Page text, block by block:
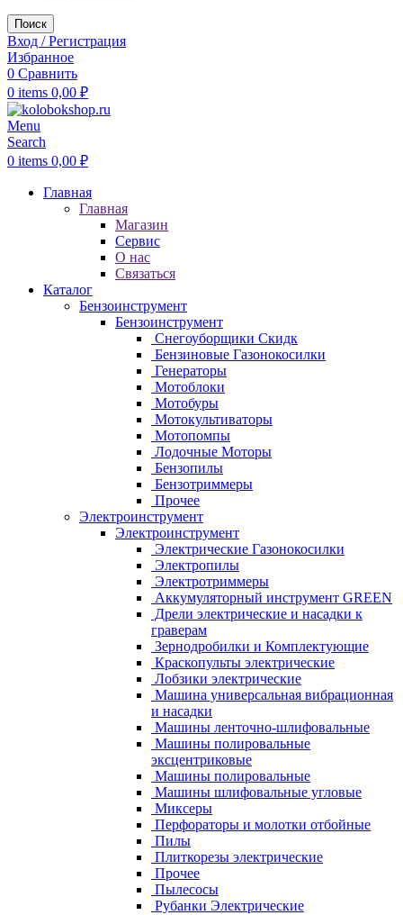
Поиск
Вход / Регистрация
Избранное
0 Сравнить
0 items 0,00 ₽
Menu
Search
0 items 0,00 ₽
Главная
Главная
Магазин
Сервис
О нас
Связаться
Каталог
Бензоинструмент
Бензоинструмент
Снегоуборщики Скидк
Бензиновые Газонокосилки
Генераторы
Мотоблоки
Мотобуры
Мотокультиваторы
Мотопомпы
Лодочные Моторы
Бензопилы
Бензотриммеры
Прочее
Электроинструмент
Электроинструмент
Электрические Газонокосилки
Электропилы
Электротриммеры
Аккумуляторный инструмент GREEN
Дрели электрические и насадки к
граверам
Зернодробилки и Комплектующие
Краскопульты электрические
Лобзики электрические
Машина универсальная вибрационная
и насадки
Машины ленточно-шлифовальные
Машины полировальные
эксцентриковые
Машины полировальные
Машины шлифовальные угловые
Миксеры
Перфораторы и молотки отбойные
Пилы
Плиткорезы электрические
Прочее
Пылесосы
Рубанки Электрические